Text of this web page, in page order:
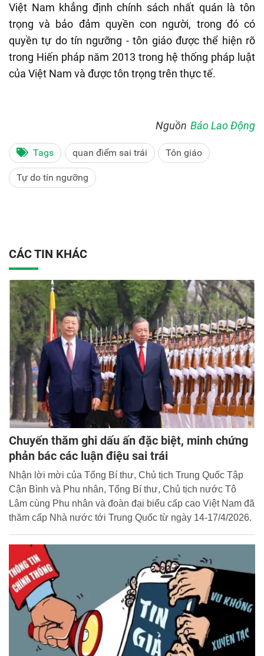
Việt Nam khẳng định chính sách nhất quán là tôn
trọng và bảo đảm quyền con người, trong đó có
quyền tự do tín ngưỡng - tôn giáo được thể hiện rõ
trong Hiến pháp năm 2013 trong hệ thống pháp luật
của Việt Nam và được tôn trọng trên thực tế.
Nguồn Báo Lao Động
Tags quan điểm sai trái Tôn giáo
Tự do tín ngưỡng
CÁC TIN KHÁC
Chuyến thăm ghi dấu ấn đặc biệt, minh chứng
phản bác các luận điệu sai trái
Nhận lời mời của Tổng Bí thư, Chủ tịch Trung Quốc Tập
Cận Bình và Phu nhân, Tổng Bí thư, Chủ tịch nước Tô
Lâm cùng Phu nhân và đoàn đại biểu cấp cao Việt Nam đã
thăm cấp Nhà nước tới Trung Quốc từ ngày 14-17/4/2026.